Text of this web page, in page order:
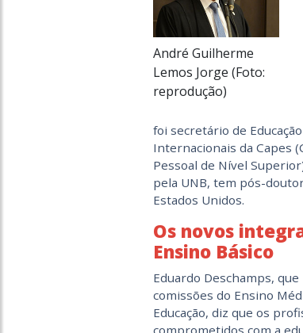
André Guilherme
Lemos Jorge (Foto:
reprodução)
foi secretário de
Internacionais da Capes
Pessoal de Nível
pela UNB, tem pós-
Estados Unidos.
Os novos
Ensino Básico
Eduardo Deschamps,
comissões do Ensino
Educação, diz que os